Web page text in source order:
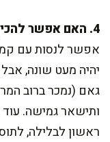
4. האם אפשר להכין טורטייה ללא גלוטן?
אפשר לנסות עם
יהיה מעט שונה,
גאם (נמכר ברוב
ותישאר גמישה.
ראשון לבלילה,